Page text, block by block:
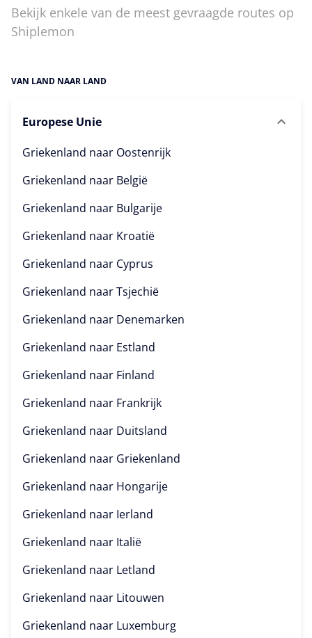
Bekijk enkele van de meest gevraagde routes op
Shiplemon
VAN LAND NAAR LAND
Europese Unie
Griekenland naar Oostenrijk
Griekenland naar België
Griekenland naar Bulgarije
Griekenland naar Kroatië
Griekenland naar Cyprus
Griekenland naarTsjechië
Griekenland naar Denemarken
Griekenland naar Estland
Griekenland naar Finland
Griekenland naar Frankrijk
Griekenland naar Duitsland
Griekenland naar Griekenland
Griekenland naar Hongarije
Griekenland naar Ierland
Griekenland naar Italië
Griekenland naar Letland
Griekenland naar Litouwen
Griekenland naar Luxemburg